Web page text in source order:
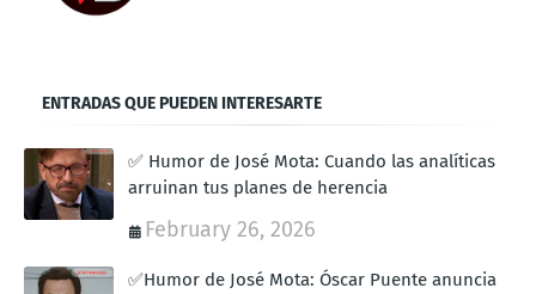
ENTRADAS QUE PUEDEN INTERESARTE
✅ Humor de José Mota: Cuando las analíticas
arruinan tus planes de herencia
February 26, 2026
✅Humor de José Mota: Óscar Puente anuncia